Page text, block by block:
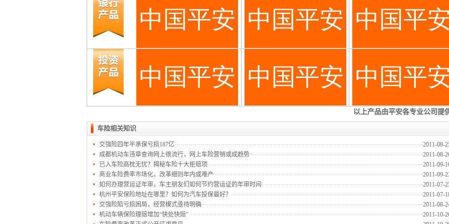
车险相关知识
交强险四年半承保亏损187亿
2011-08-
成都机动车违章查询网上很流行，网上车险营销或成趋势
2011-08-
已入车险高枕无忧？揭秘车险十大拒赔项
2011-09-
商业车险费率市场化，改革细则年内或难产
2011-09-
如何办理营运证年审，车主朋友们如何节约营运证的年审时间
2011-07-
杭州平安保险地址在哪里？如何为汽车投保最好？
2011-07-
交强险陷亏损困局，经营模式亟待明确
2011-08-
机动车辆保险理赔增加“快处快赔”
2011-10-